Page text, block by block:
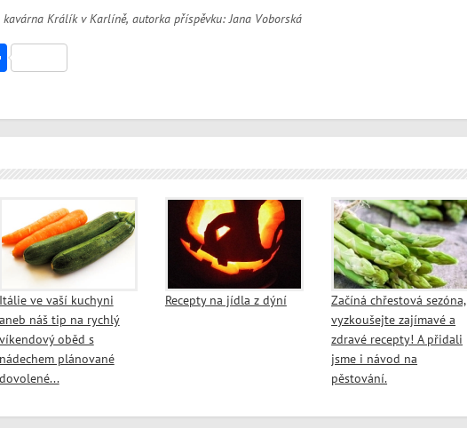
Králík v Karlíně, autorka příspěvku: Jana Voborská
Share
Itálie ve vaší kuchyni
aneb náš tip na rychlý
víkendový oběd s
nádechem plánované
dovolené...
Recepty na jídla z dýní
Začíná chřestová sezóna,
vyzkoušejte zajímavé a
zdravé recepty! A přidali
jsme i návod na
pěstování.